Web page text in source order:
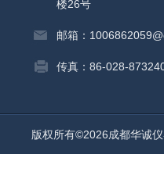
楼26号
邮箱：
传真：86-028-
版权所有©2026成都华诚